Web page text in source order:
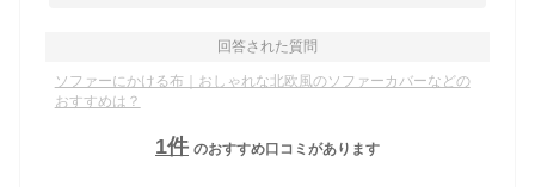
回答された質問
ソファーにかける布｜おしゃれな北欧風のソファーカバーなどの
おすすめは？
1件 のおすすめ口コミがあります